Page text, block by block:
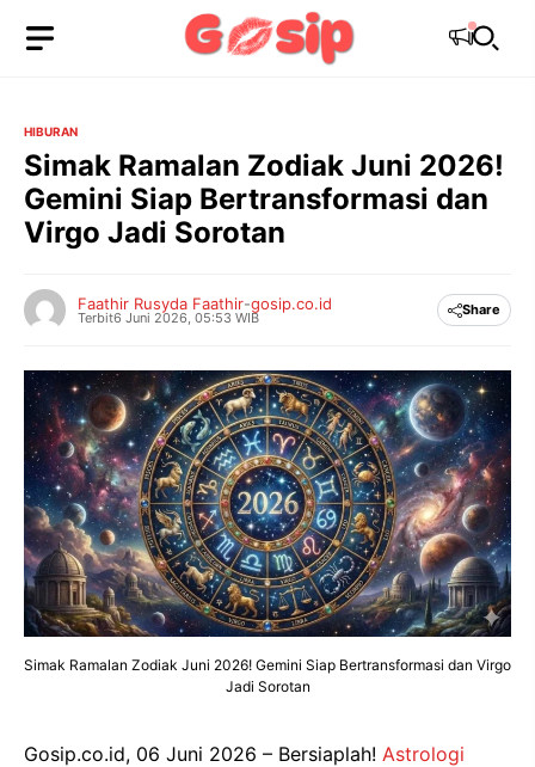
HIBURAN
Simak Ramalan Zodiak Juni 2026!
Gemini Siap Bertransformasi dan
Virgo Jadi Sorotan
Faathir Rusyda Faathir-gosip.co.id
Terbit6 Juni 2026, 05:53 WIB Share
Simak Ramalan Zodiak Juni 2026! Gemini Siap Bertransformasi dan Virgo
Jadi Sorotan
Gosip.co.id, 06 Juni 2026 – Bersiaplah! Astrologi